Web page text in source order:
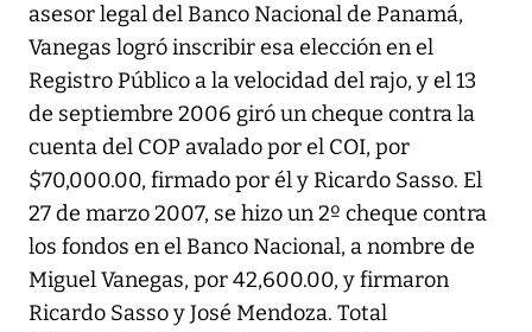
asesor legal del Banco Nacional de Panamá,
Vanegas logró inscribir esa elección en el
Registro Público a la velocidad del rajo, y el 13
de septiembre 2006 giró un cheque contra la
cuenta del COP avalado por el COI, por
$70,000.00, firmado por él y Ricardo Sasso. El
27 de marzo 2007, se hizo un 2º cheque contra
los fondos en el Banco Nacional, a nombre de
Miguel Vanegas, por 42,600.00, y firmaron
Ricardo Sasso y José Mendoza. Total